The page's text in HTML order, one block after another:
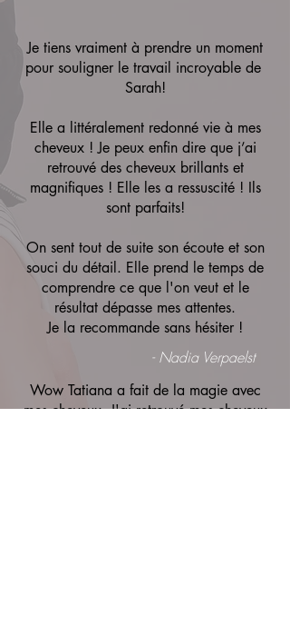
Je tiens vraiment à prendre un moment
pour souligner le travail incroyable de
Sarah!
Elle a littéralement redonné vie à mes
cheveux ! Je peux enfin dire que j’ai
retrouvé des cheveux brillants et
magnifiques ! Elle les a ressuscité ! Ils
sont parfaits!
On sent tout de suite son écoute et son
souci du détail. Elle prend le temps de
comprendre ce que l'on veut et le
résultat dépasse mes attentes.
Je la recommande sans hésiter !
- Nadia Verpaelst
Wow Tatiana a fait de la magie avec
mes cheveux. J'ai retrouvé mes cheveux